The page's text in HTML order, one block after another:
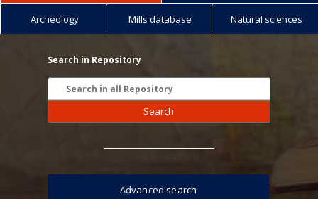
Archeology Mills database Natural sciences
Search in Repository
Search
Advanced search